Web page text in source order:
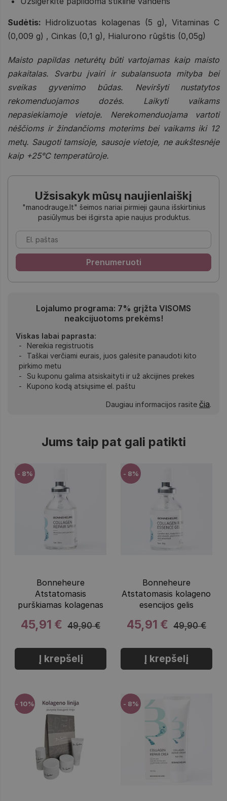
Sudėtis: Hidrolizuotas kolagenas (5 g), Vitaminas C
(0,009 g) , Cinkas (0,1 g), Hialurono rūgštis (0,05g)
Maisto papildas neturėtų būti vartojamas kaip maisto
pakaitalas. Svarbu įvairi ir subalansuota mityba bei
sveikas gyvenimo būdas. Neviršyti nustatytos
rekomenduojamos dozės. Laikyti vaikams
nepasiekiamoje vietoje. Nerekomenduojama vartoti
nėščioms ir žindančioms moterims bei vaikams iki 12
metų. Saugoti tamsioje, sausoje vietoje, ne aukštesnėje
kaip +25°C temperatūroje.
Užsisakyk mūsų naujienlaiškį
"manodrauge.lt" šeimos nariai pirmieji gauna išskirtinius
pasiūlymus bei išgirsta apie naujus produktus.
Lojalumo programa: 7% grįžta VISOMS
neakcijuotoms prekėms!
Viskas labai paprasta:
Nereikia registruotis
Taškai verčiami eurais, juos galėsite panaudoti kito
pirkimo metu
Su kuponu galima atsiskaityti ir už akcijines prekes
Kupono kodą atsiųsime el. paštu
Daugiau informacijos rasite čia.
Jums taip pat gali patikti
Bonneheure
Atstatomasis
purškiamas kolagenas
45,91 € 49,90 €
Į krepšelį
- 8%
Bonneheure
Atstatomasis kolageno
esencijos gelis
45,91 € 49,90 €
Į krepšelį
- 8%
- 10% - 8%